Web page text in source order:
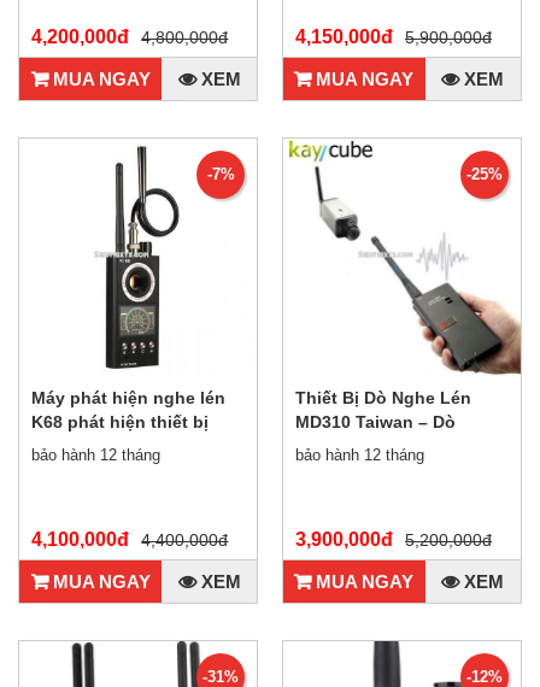
4,200,000đ 4,800,000đ
MUA NGAY XEM
4,150,000đ 5,900,000đ
MUA NGAY XEM
-7%
Máy phát hiện nghe lén
K68 phát hiện thiết bị
định vị, camera quay lén
bảo hành 12 tháng
4,100,000đ 4,400,000đ
MUA NGAY XEM
-25%
Thiết Bị Dò Nghe Lén
MD310 Taiwan – Dò
Camera Quay Lén MD310
bảo hành 12 tháng
3,900,000đ 5,200,000đ
MUA NGAY XEM
-31% -12%